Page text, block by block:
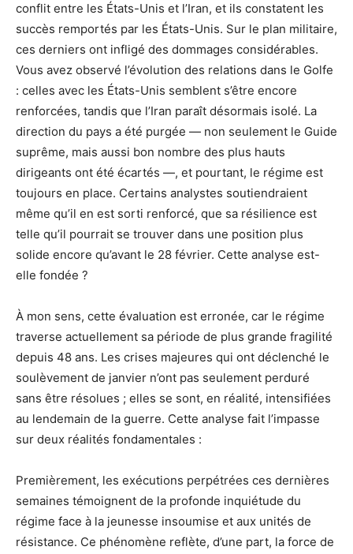
conflit entre les États-Unis et l’Iran, et ils constatent les
succès remportés par les États-Unis. Sur le plan militaire,
ces derniers ont infligé des dommages considérables.
Vous avez observé l’évolution des relations dans le Golfe
: celles avec les États-Unis semblent s’être encore
renforcées, tandis que l’Iran paraît désormais isolé. La
direction du pays a été purgée — non seulement le Guide
suprême, mais aussi bon nombre des plus hauts
dirigeants ont été écartés —, et pourtant, le régime est
toujours en place. Certains analystes soutiendraient
même qu’il en est sorti renforcé, que sa résilience est
telle qu’il pourrait se trouver dans une position plus
solide encore qu’avant le 28 février. Cette analyse est-
elle fondée ?
À mon sens, cette évaluation est erronée, car le régime
traverse actuellement sa période de plus grande fragilité
depuis 48 ans. Les crises majeures qui ont déclenché le
soulèvement de janvier n’ont pas seulement perduré
sans être résolues ; elles se sont, en réalité, intensifiées
au lendemain de la guerre. Cette analyse fait l’impasse
sur deux réalités fondamentales :
Premièrement, les exécutions perpétrées ces dernières
semaines témoignent de la profonde inquiétude du
régime face à la jeunesse insoumise et aux unités de
résistance. Ce phénomène reflète, d’une part, la force de